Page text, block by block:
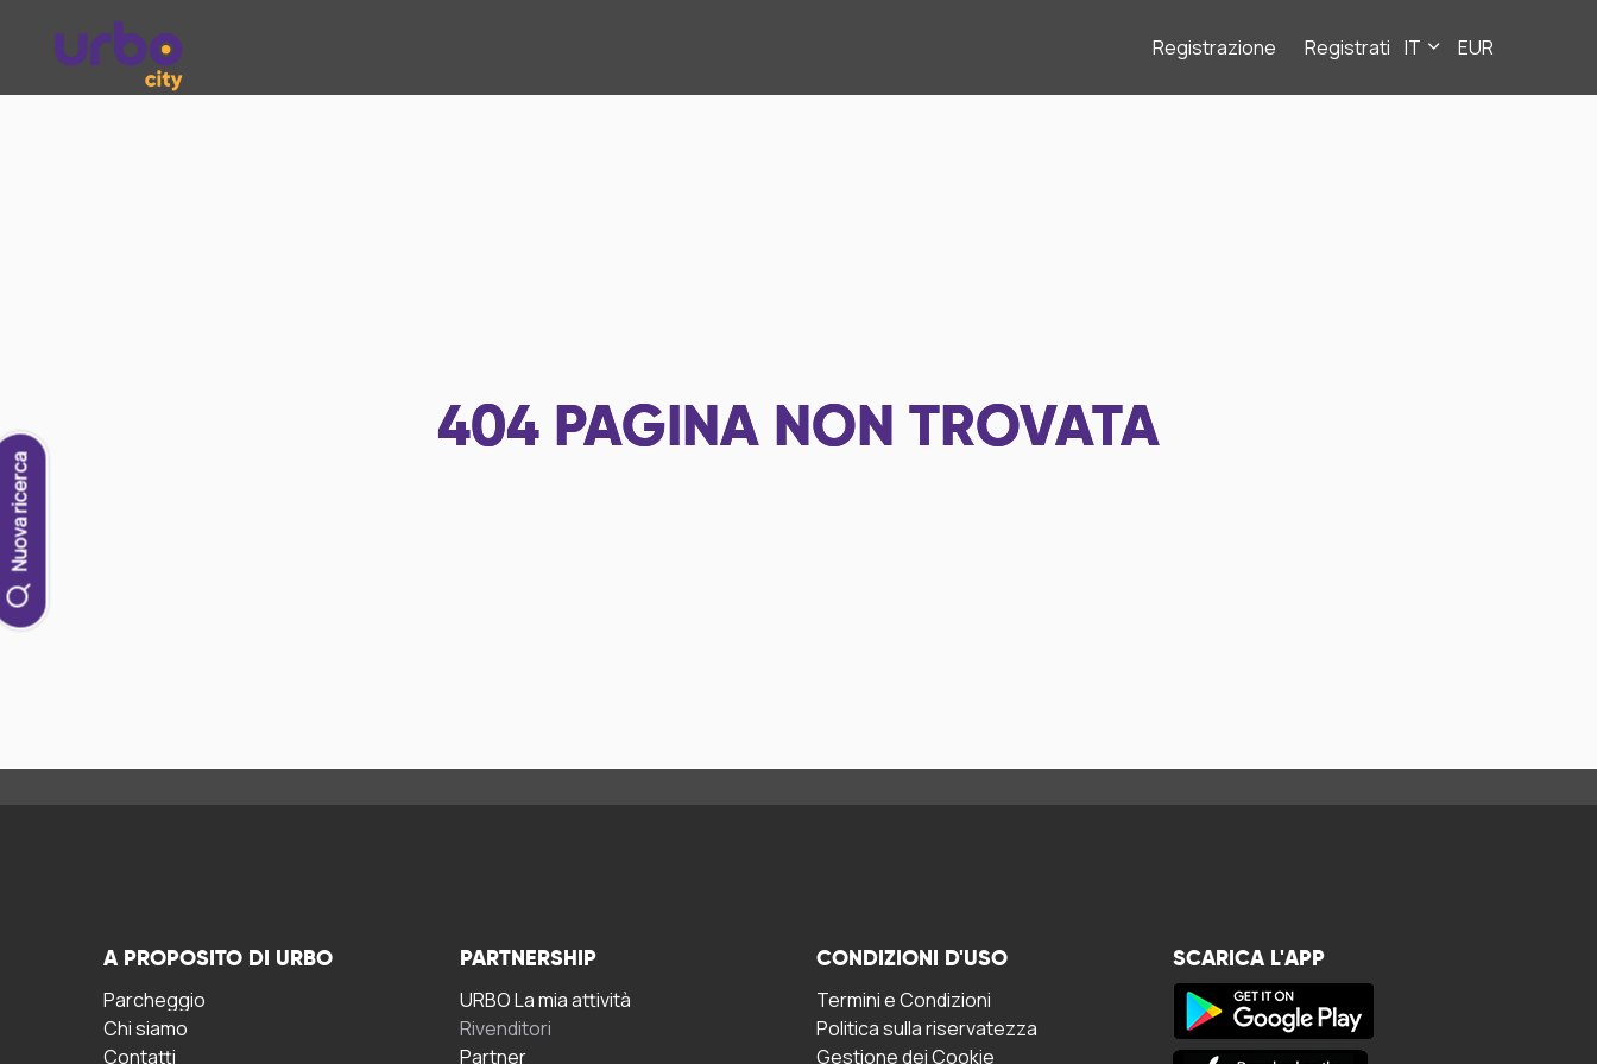
Registrazione Registrati IT EUR
Nuova ricerca
404 PAGINA NON TROVATA
A PROPOSITO DI URBO
Parcheggio
Chi siamo
Contatti
PARTNERSHIP
URBO La mia attività
Rivenditori
Partner
CONDIZIONI D'USO
Termini e Condizioni
Politica sulla riservatezza
Gestione dei Cookie
SCARICA L'APP